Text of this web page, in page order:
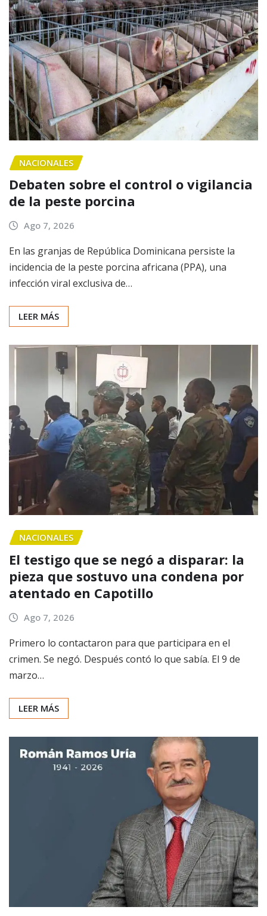
NACIONALES
Debaten sobre el control o vigilancia
de la peste porcina
Ago 7, 2026
En las granjas de República Dominicana persiste la
incidencia de la peste porcina africana (PPA), una
infección viral exclusiva de…
LEER MÁS
NACIONALES
El testigo que se negó a disparar: la
pieza que sostuvo una condena por
atentado en Capotillo
Ago 7, 2026
Primero lo contactaron para que participara en el
crimen. Se negó. Después contó lo que sabía. El 9 de
marzo…
LEER MÁS